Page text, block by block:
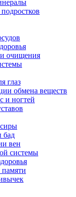
очищения
глаз
обмена веществ
и ногтей
бад
вен
системы